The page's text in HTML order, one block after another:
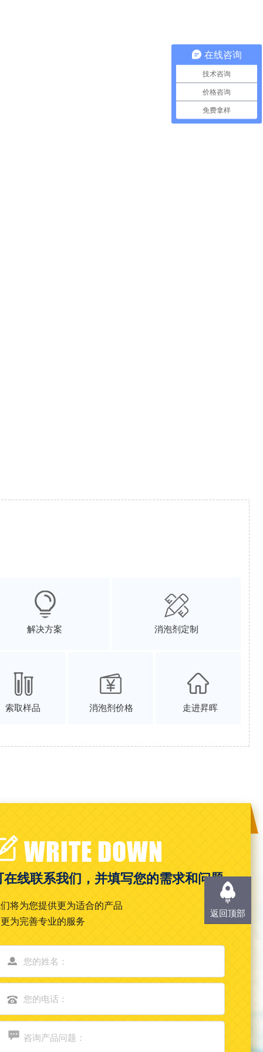
解决方案 消泡剂定制
索取样品 消泡剂价格 走进昇晖
WRITE DOWN
在线联系我们，并填写您的需求和问题
将为您提供更为适合的产品
为完善专业的服务
返回顶部
在线咨询
技术咨询
价格咨询
免费拿样